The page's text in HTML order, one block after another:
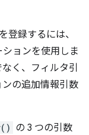
登録するには、
ョンを使用しま
く、フィルタ引
の追加情報引数
の 3 つの引数